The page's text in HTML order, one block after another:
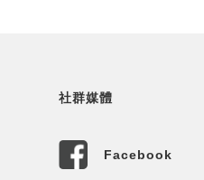
社群媒體
Facebook